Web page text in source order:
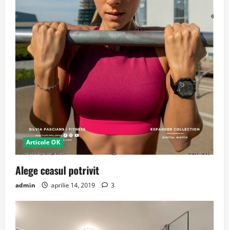
Articole OK
Alege ceasul potrivit
admin aprilie 14, 2019 3